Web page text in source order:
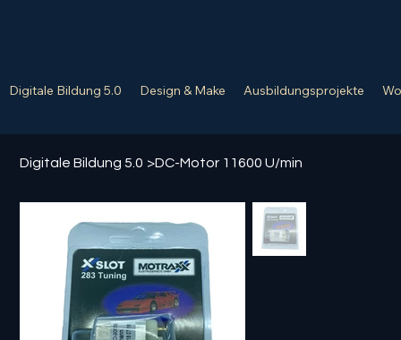
Digitale Bildung 5.0 Design & Make Ausbildungsprojekte
Digitale Bildung 5.0 >DC-Motor 11600 U/min